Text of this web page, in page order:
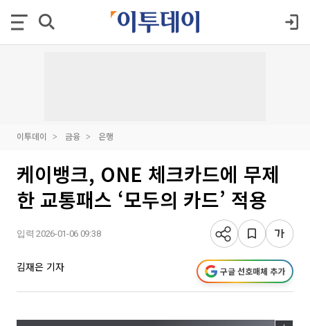
이투데이 금융 은행
케이뱅크, ONE 체크카드에 무제
한 교통패스 ‘모두의 카드’ 적용
입력 2026-01-06 09:38
김재은 기자 구글 선호매체 추가